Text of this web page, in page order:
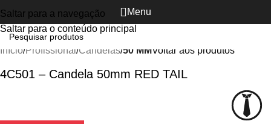
Saltar para a navegação
Saltar para o conteúdo principal
Menu
Clique para ampliar
Início Profissional Candelas 50 MMVoltar aos produtos
4C501 – Candela 50mm RED TAIL